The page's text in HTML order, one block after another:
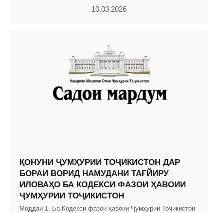
10.03.2026
ҚОНУНИ ҶУМҲУРИИ ТОҶИКИСТОН ДАР
БОРАИ ВОРИД НАМУДАНИ ТАҒЙИРУ
ИЛОВАҲО БА КОДЕКСИ ФАЗОИ ҲАВОИИ
ҶУМҲУРИИ ТОҶИКИСТОН
Моддаи 1. Ба Кодекси фазои ҳавоии Ҷумҳурии Тоҷикистон